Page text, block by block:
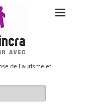
de l'autisme et